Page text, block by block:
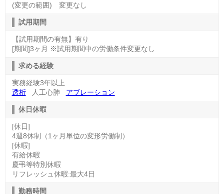
(変更の範囲) 変更なし
試用期間
【試用期間の有無】有り
[期間]3ヶ月 ※試用期間中の労働条件変更なし
求める経験
実務経験3年以上
透析人工心肺 アブレーション
休日休暇
[休日]
4週8休制（1ヶ月単位の変形労働制）
[休暇]
有給休暇
慶弔等特別休暇
リフレッシュ休暇:最大4日
勤務時間